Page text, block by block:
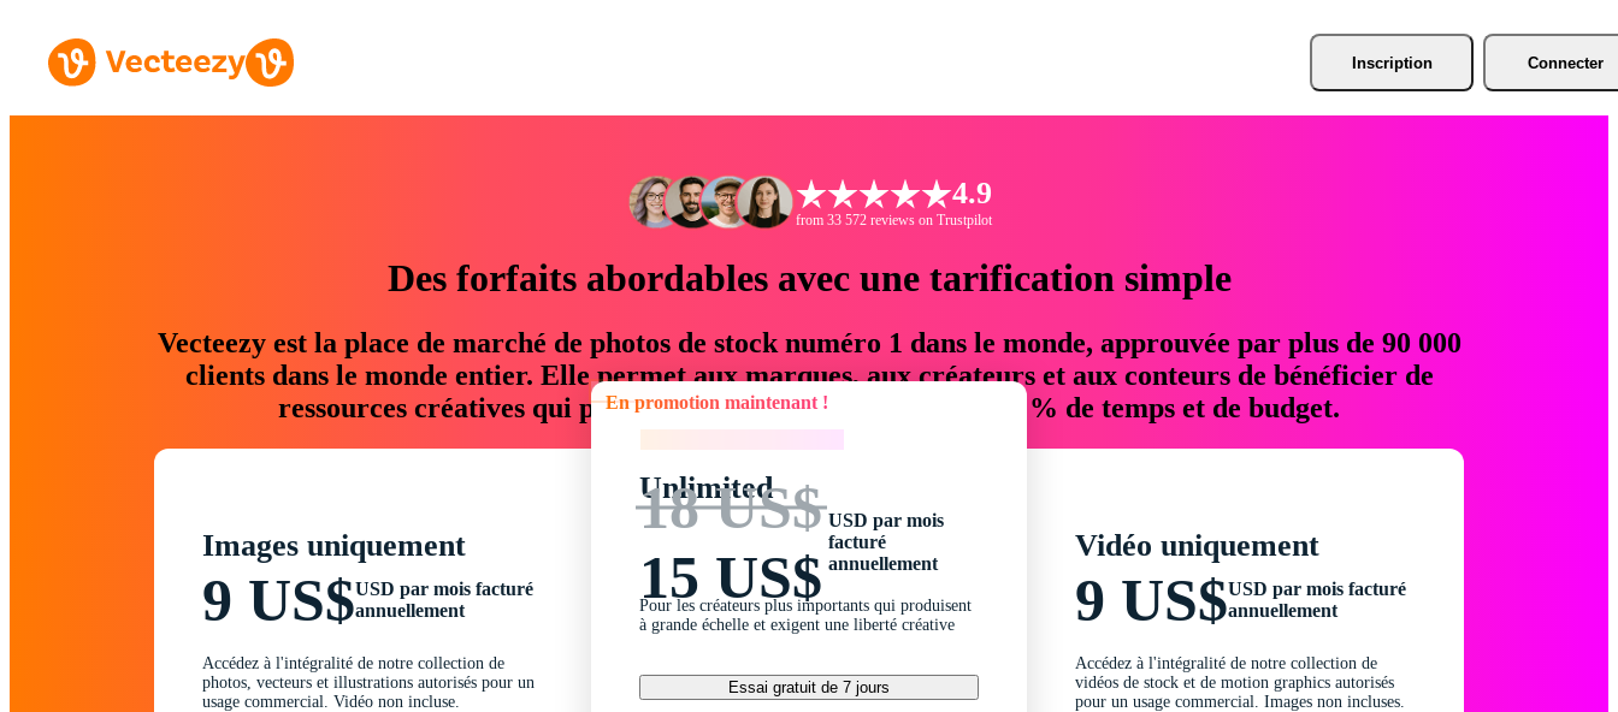
Inscription Connecter
4.9
from 33 572 reviews on Trustpilot
Des forfaits abordables avec une tarification simple
Vecteezy est la place de marché de photos de stock numéro 1 dans le monde, approuvée par plus de 90 000
clients dans le monde entier. Elle permet aux marques, aux créateurs et aux conteurs de bénéficier de
ressources créatives qui permettent d'économiser jusqu'à 76 % de temps et de budget.
Images uniquement
9 US$USD par mois facturé
annuellement
Accédez à l'intégralité de notre collection de
photos, vecteurs et illustrations autorisés pour un
usage commercial. Vidéo non incluse.
En promotion maintenant !
Unlimited
18 US$
15 US$
USD par mois
facturé
annuellement
Pour les créateurs plus importants qui produisent
à grande échelle et exigent une liberté créative
Essai gratuit de 7 jours
Vidéo uniquement
9 US$USD par mois facturé
annuellement
Accédez à l'intégralité de notre collection de
vidéos de stock et de motion graphics autorisés
pour un usage commercial. Images non incluses.